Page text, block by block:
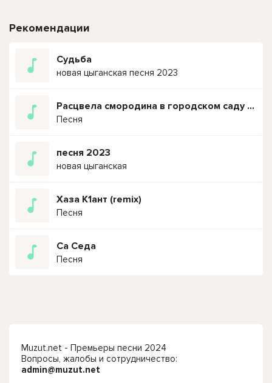
Рекомендации
Судьба
новая цыганская песня 2023
Расцвела смородина в городском саду (новая версия 2023)
Песня
песня 2023
новая цыганская
Хаза К1ант (remix)
Песня
Са Седа
Песня
Muzut.net - Премьеры песни 2024
Вопросы, жалобы и сотрудничество:
admin@muzut.net